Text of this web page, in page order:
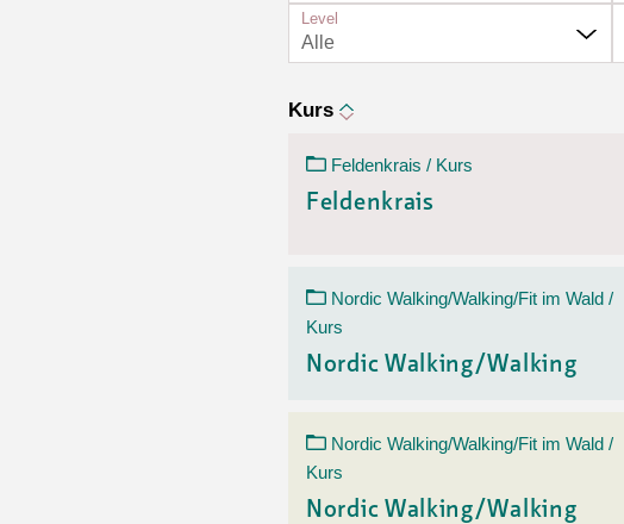
Altersstrategien und Leitbilder
Anleitung für Online Unterricht
Weitere Angebote
Level
Alle
Kurs
Feldenkrais / Kurs
Feldenkrais
Nordic Walking/Walking/Fit im Wald /
Kurs
Nordic Walking/Walking
Nordic Walking/Walking/Fit im Wald /
Kurs
Nordic Walking/Walking